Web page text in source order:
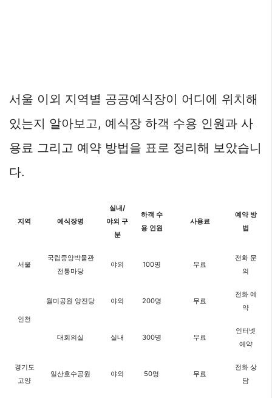
서울 이외 지역별 공공예식장이 어디에 위치해
있는지 알아보고, 예식장 하객 수용 인원과 사
용료 그리고 예약 방법을 표로 정리해 보았습니
다.
지역 예식장명
실내/
야외 구
분
하객 수
용 인원
사용료
예약 방
법
서울
국립중앙박물관
전통마당
야외 100명 무료
전화 문
의
인천
월미공원 양진당 야외 200명 무료
전화 예
약
대회의실 실내 300명 무료
인터넷
예약
경기도
고양
일산호수공원 야외 50명 무료
전화 상
담